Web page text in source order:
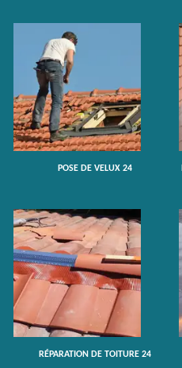
POSE DE VELUX 24
RÉPARATION DE TOITURE 24